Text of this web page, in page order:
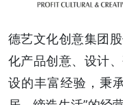
德艺文化创意集团
化产品创意、设计
设的丰富经验，秉